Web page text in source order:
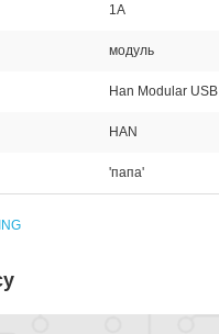
1А
модуль
Han Modular USB
HAN
'папа'